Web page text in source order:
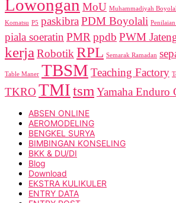
Lowongan MoU Muhammadiyah
Komatsu P5 paskibra PDM Boyolali
piala soeratin PMR ppdb PWM
kerja Robotik RPL Semarak Ramadan
Table Maner TBSM Teaching Factory
TKRO TMItsm Yamaha Enduro
ABSEN ONLINE
AEROMODELING
BENGKEL SURYA
BIMBINGAN KONSELING
BKK & DU/DI
Blog
Download
EKSTRA KULIKULER
ENTRY DATA